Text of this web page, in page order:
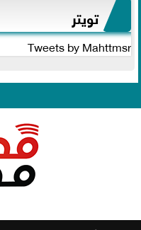
تويتر
Tweets by Mahttmsr